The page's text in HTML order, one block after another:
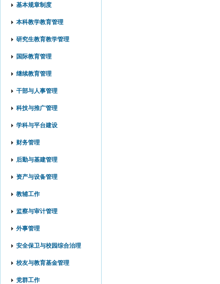
基本规章制度
本科教学教育管理
研究生教育教学管理
国际教育管理
继续教育管理
干部与人事管理
科技与推广管理
学科与平台建设
财务管理
后勤与基建管理
资产与设备管理
教辅工作
监察与审计管理
外事管理
安全保卫与校园综合治理
校友与教育基金管理
党群工作